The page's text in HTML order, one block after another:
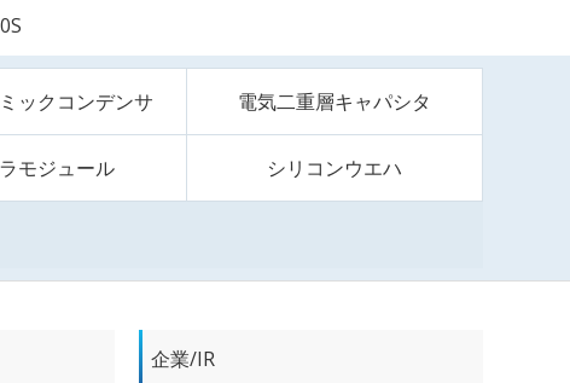
ックコンデンサ 電気二重層キャパシタ
モジュール シリコンウエハ
企業/IR